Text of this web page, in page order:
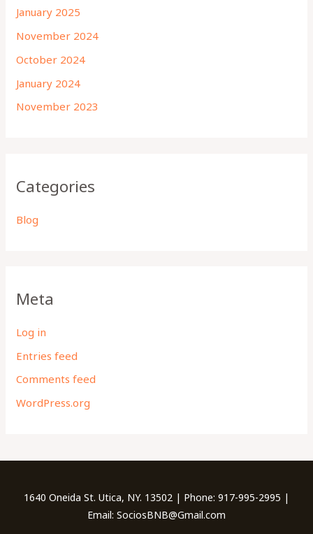
January 2025
November 2024
October 2024
January 2024
November 2023
Categories
Blog
Meta
Log in
Entries feed
Comments feed
WordPress.org
1640 Oneida St. Utica, NY. 13502 | Phone: 917-995-2995 |
Email: SociosBNB@Gmail.com